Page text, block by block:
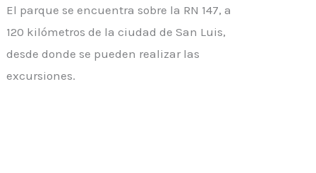
El parque se encuentra sobre la RN 147, a
120 kilómetros de la ciudad de San Luis,
desde donde se pueden realizar las
excursiones.